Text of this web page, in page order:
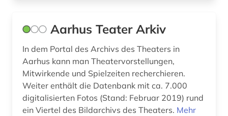
buchproduktion (1)
buchstabe (1)
buchwissenschaft (1)
Aarhus Teater Arkiv
In dem Portal des Archivs des Theaters in
Aarhus kann man Theatervorstellungen,
Mitwirkende und Spielzeiten recherchieren.
Weiter enthält die Datenbank mit ca. 7.000
digitalisierten Fotos (Stand: Februar 2019) rund
ein Viertel des Bildarchivs des Theaters. Mehr